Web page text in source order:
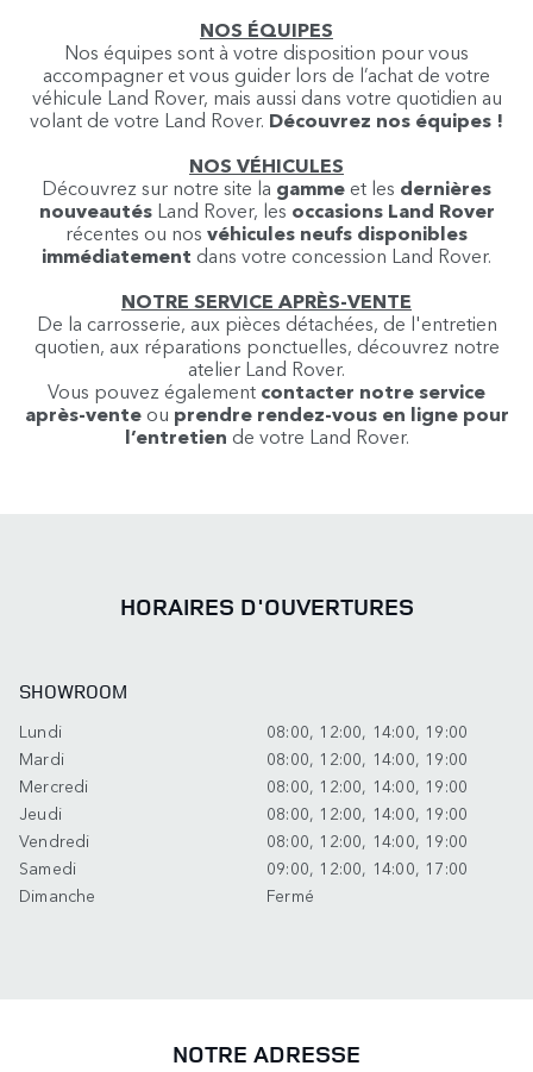
NOS ÉQUIPES
Nos équipes sont à votre disposition pour vous
accompagner et vous guider lors de l’achat de votre
véhicule Land Rover, mais aussi dans votre quotidien au
volant de votre Land Rover. Découvrez nos équipes !
NOS VÉHICULES
Découvrez sur notre site la gammeet les dernières
nouveautésLand Rover, les occasions Land Rover
récentes ou nos véhicules neufs disponibles
immédiatement dans votre concession Land Rover.
NOTRE SERVICE APRÈS-VENTE
De la carrosserie, aux pièces détachées, de l'entretien
quotien, aux réparations ponctuelles, découvrez notre
atelier Land Rover.
Vous pouvez également contacter notre service
après-venteou prendre rendez-vous en ligne pour
l’entretien de votre Land Rover.
HORAIRES D'OUVERTURES
SHOWROOM
Lundi
08:00, 12:00, 14:00, 19:00
Mardi
08:00, 12:00, 14:00, 19:00
Mercredi
08:00, 12:00, 14:00, 19:00
Jeudi
08:00, 12:00, 14:00, 19:00
Vendredi
08:00, 12:00, 14:00, 19:00
Samedi
09:00, 12:00, 14:00, 17:00
Dimanche
Fermé
NOTRE ADRESSE